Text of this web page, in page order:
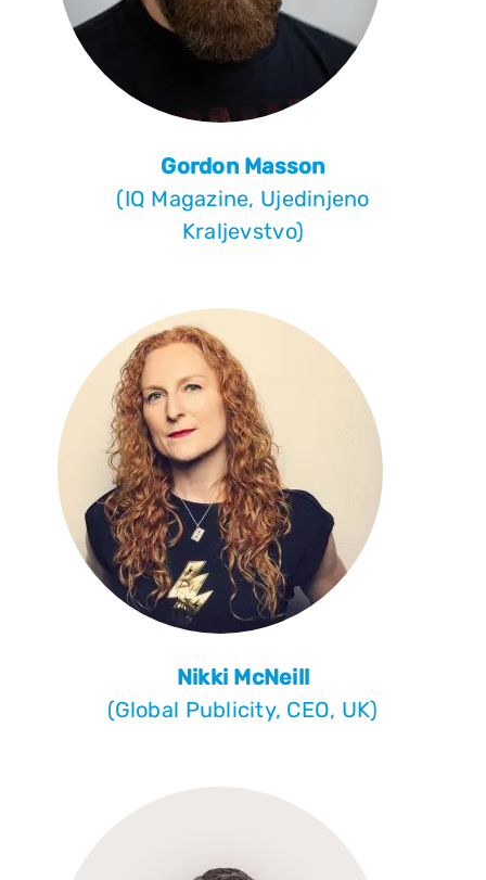
Gordon Masson
(IQ Magazine, Ujedinjeno
Kraljevstvo)
Nikki McNeill
(Global Publicity, CEO, UK)